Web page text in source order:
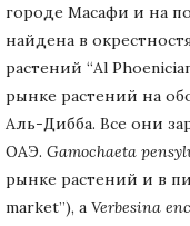
городе Масафи и на
найдена в
растений “Al
рынке растений на
Аль-Дибба. Все они
ОАЭ. Gamochaeta
рынке растений и в
market”), а Verbesina